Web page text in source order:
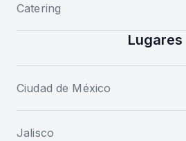
Catering
Lugares
Ciudad de México
Jalisco